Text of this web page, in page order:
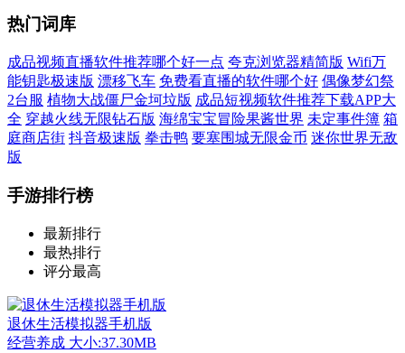
热门词库
成品视频直播软件推荐哪个好一点 夸克浏览器精简版 Wifi万
能钥匙极速版 漂移飞车 免费看直播的软件哪个好 偶像梦幻祭
2台服 植物大战僵尸金坷垃版 成品短视频软件推荐下载APP大
全 穿越火线无限钻石版 海绵宝宝冒险果酱世界 未定事件簿 箱
庭商店街 抖音极速版 拳击鸭 要塞围城无限金币 迷你世界无敌
版
手游排行榜
最新排行
最热排行
评分最高
退休生活模拟器手机版
经营养成 大小:37.30MB